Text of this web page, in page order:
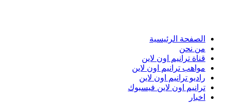
الصفحة الرئيسية
من نحن
قناة ترانيم اون لاين
مواهب ترانيم اون لاين
راديو ترانيم اون لاين
ترانيم اون لاين فيسبوك
اخبار